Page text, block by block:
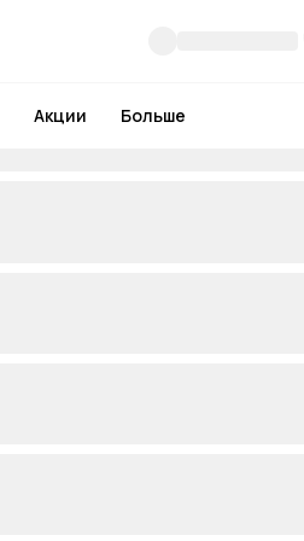
Акции Больше